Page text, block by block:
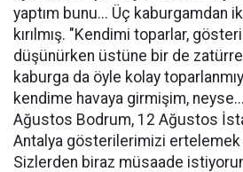
yaptım bunu... Üç kaburgamdan
kırılmış. "Kendimi toparlar,
düşünürken üstüne bir de
kaburga da öyle kolay
kendime havaya girmişim,
Ağustos Bodrum, 12 Ağustos
Antalya gösterilerimizi ertelemek
Sizlerden biraz müsaade